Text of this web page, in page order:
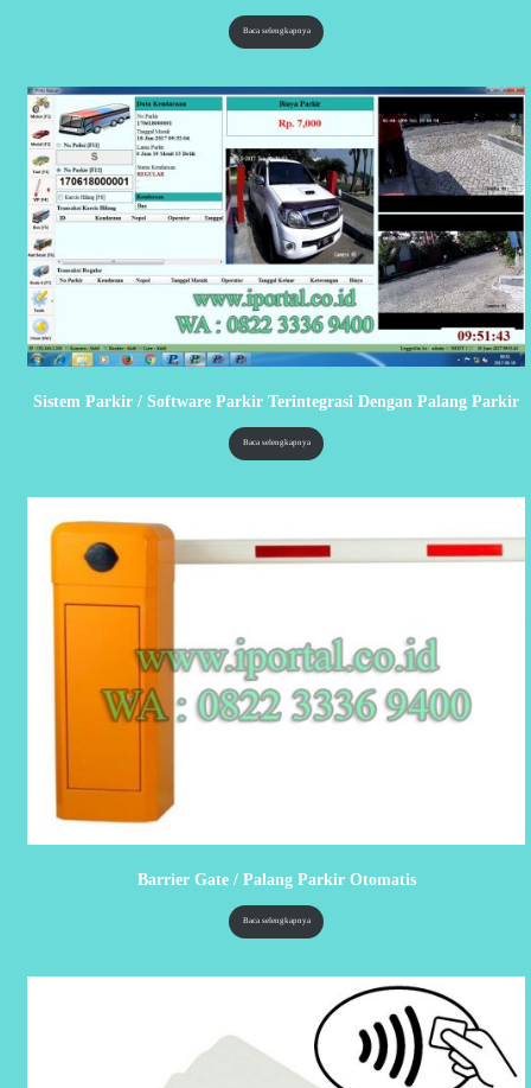
Baca selengkapnya
Sistem Parkir / Software Parkir Terintegrasi Dengan Palang Parkir
Baca selengkapnya
Barrier Gate / Palang Parkir Otomatis
Baca selengkapnya